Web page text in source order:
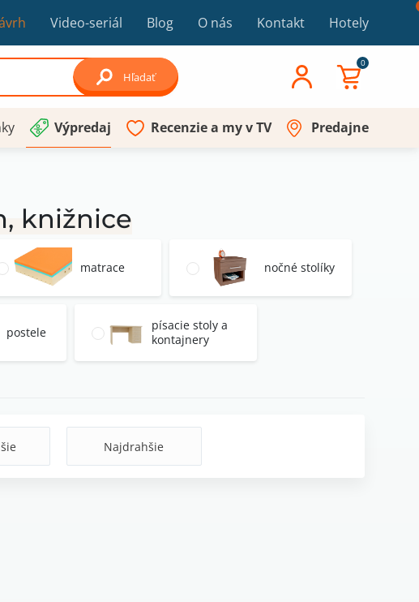
Video-seriál Blog O nás Kontakt Hotely
Hľadať
0
Výpredaj Recenzie a my v TV Predajne
knižnice
matrace nočné stolíky
postele
písacie stoly a
kontajnery
Najdrahšie